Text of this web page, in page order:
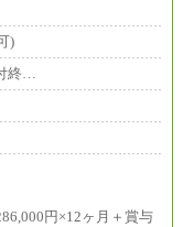
)
終…
円×12ヶ月＋賞与